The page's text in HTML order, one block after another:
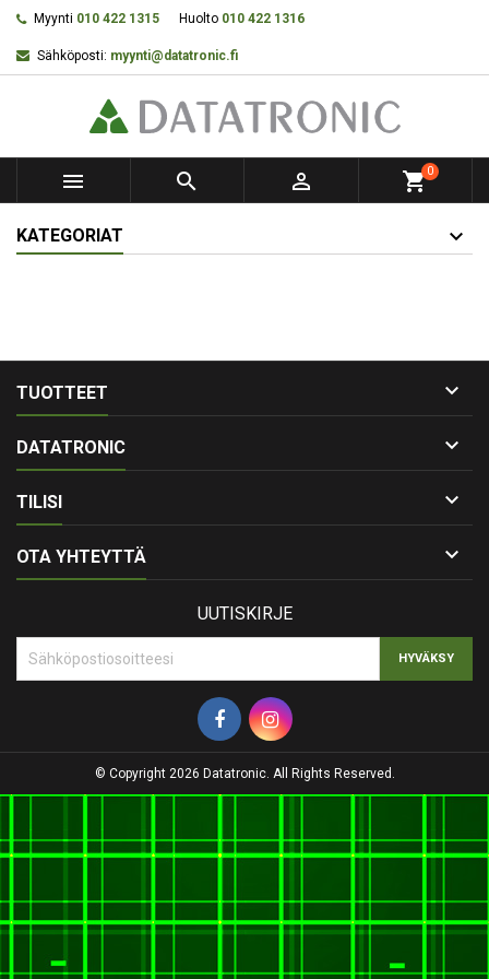
Myynti 010 422 1315 Huolto 010 422 1316
Sähköposti: myynti@datatronic.fi
   shopping_cart0
KATEGORIAT
TUOTTEET 
DATATRONIC 
TILISI 
OTA YHTEYTTÄ 
UUTISKIRJE
© Copyright 2026 Datatronic. All Rights Reserved.